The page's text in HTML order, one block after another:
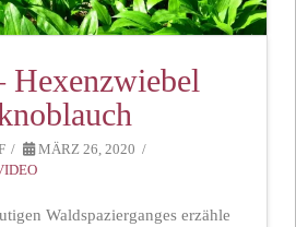
Hexenzwiebel
MÄRZ 26, 2020
Waldspazierganges erzähle